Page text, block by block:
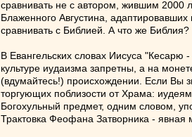
сравнивать не с автором, жившим 2000
Блаженного Августина,
сравнивать с Библией. А что же Библия?
В Евангельских словах Иисуса "Кесарю
культуре иудаизма запретны, а на
(вдумайтесь!) происхождении. Если Вы
торгующих поблизости от Храма:
Богохульный предмет, одним словом,
Трактовка Феофана Затворника - явная